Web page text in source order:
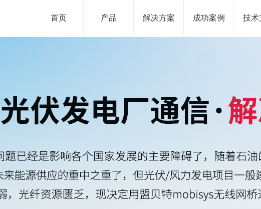
首页 产品 解决方案 成功案例 技术